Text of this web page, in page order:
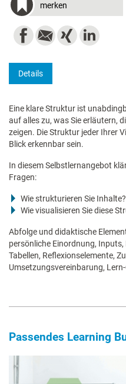
merken
Details
Eine klare Struktur ist
auf alles zu, was Sie erläutern,
zeigen. Die Struktur jeder Ihrer
Blick erkennbar sein.
In diesem Selbstlernangebot
Fragen:
Wie strukturieren Sie Inhalte?
Wie visualisieren Sie diese
Abfolge und didaktische
persönliche Einordnung,
Tabellen, Reflexionselemente,
Umsetzungsvereinbarung,
Passendes Learning